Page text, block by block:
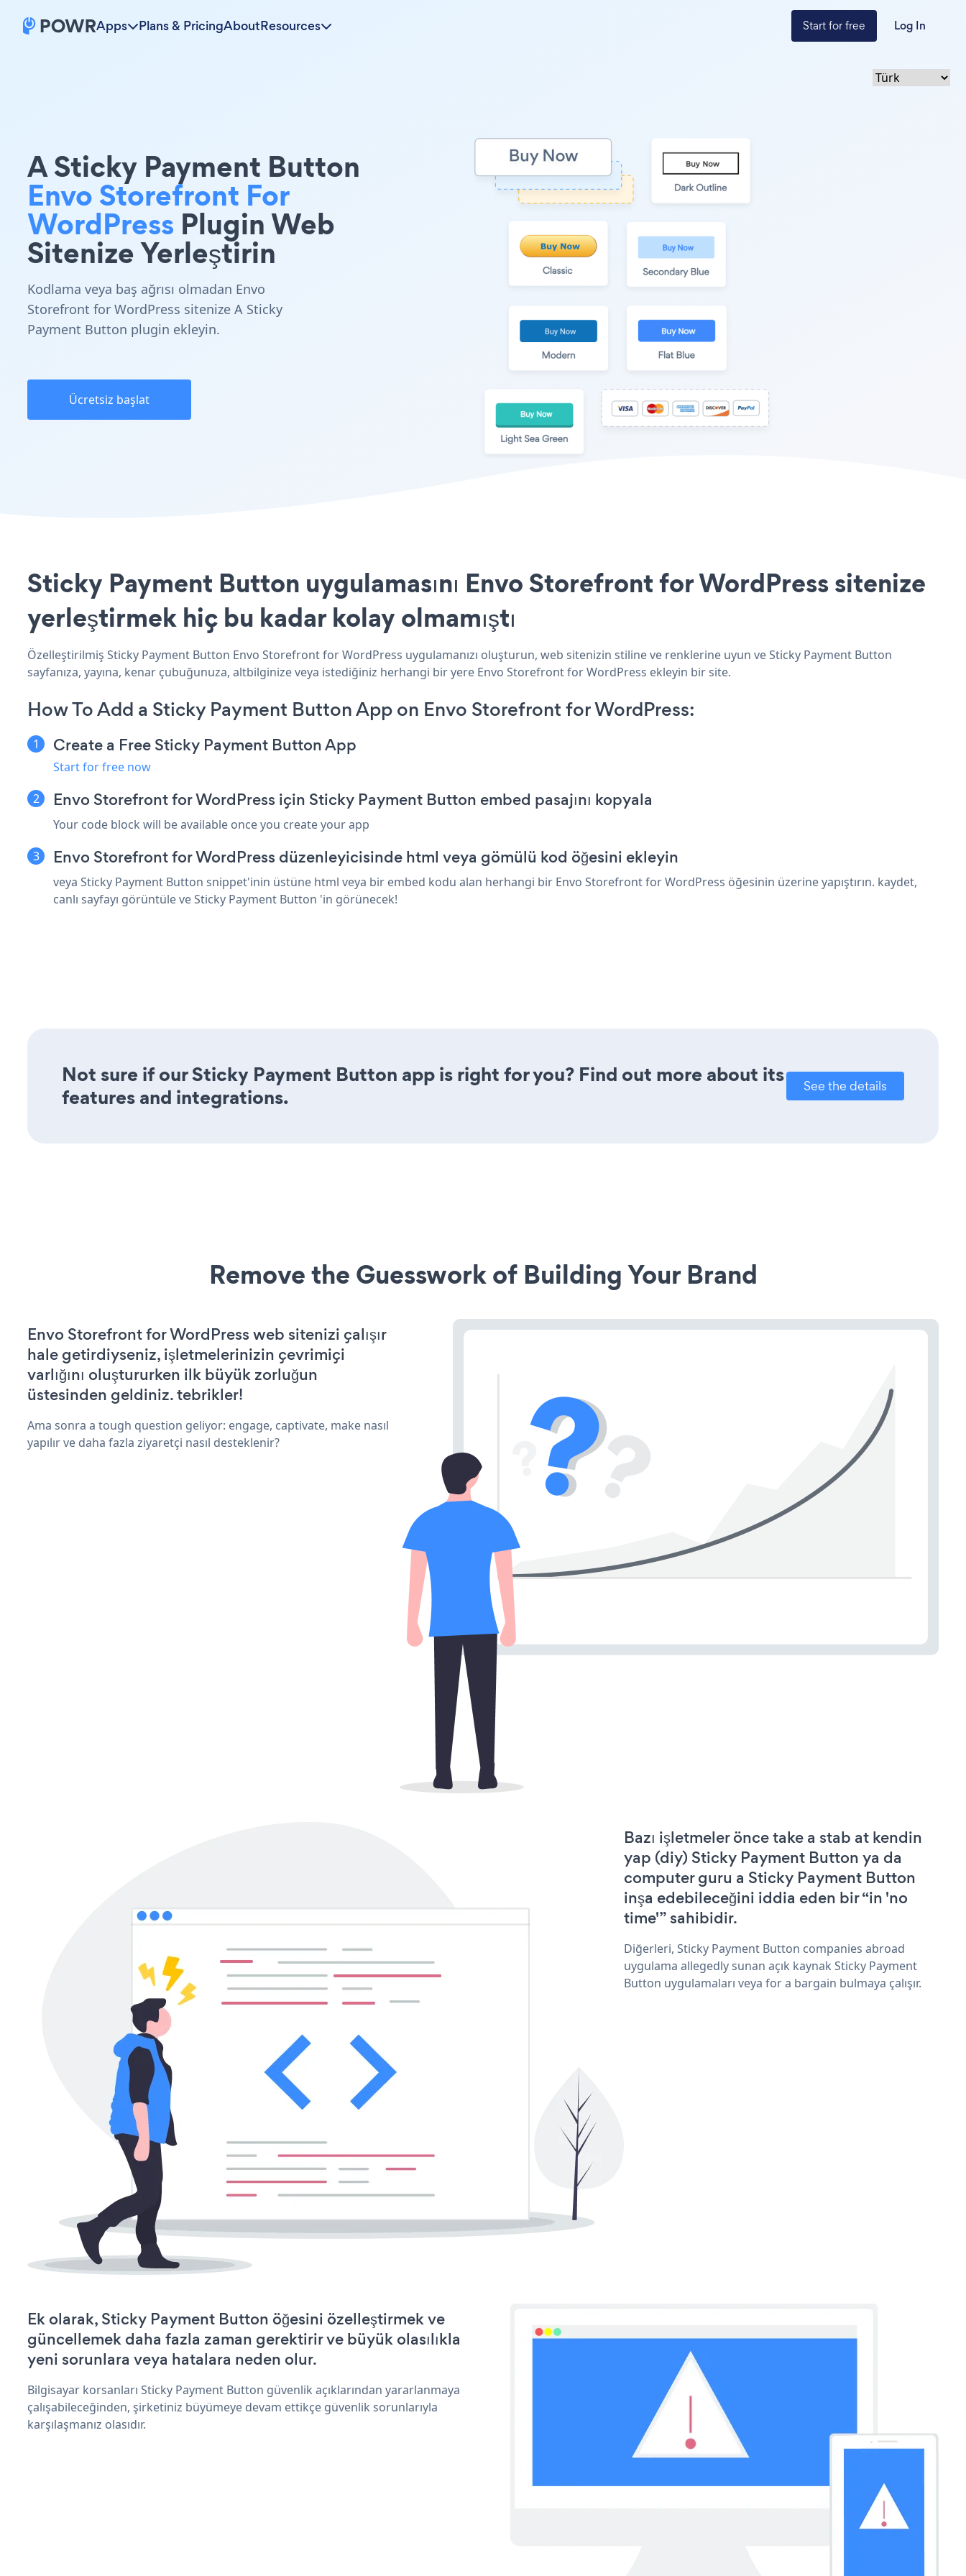
Apps Plans & PricingAboutResources Start for free Log In
A Sticky Payment Button
Envo Storefront For
WordPress Plugin Web
Sitenize Yerleştirin
Kodlama veya baş ağrısı olmadan Envo
Storefront for WordPress sitenize A Sticky
Payment Button plugin ekleyin.
Ücretsiz başlat
Sticky Payment Button uygulamasını Envo Storefront for WordPress sitenize
yerleştirmek hiç bu kadar kolay olmamıştı
Özelleştirilmiş Sticky Payment Button Envo Storefront for WordPress uygulamanızı oluşturun, web sitenizin stiline ve renklerine uyun ve Sticky Payment Button
sayfanıza, yayına, kenar çubuğunuza, altbilginize veya istediğiniz herhangi bir yere Envo Storefront for WordPress ekleyin bir site.
How To Add a Sticky Payment Button App on Envo Storefront for WordPress:
Create a Free Sticky Payment Button App
Start for free now
Envo Storefront for WordPress için Sticky Payment Button embed pasajını kopyala
Your code block will be available once you create your app
Envo Storefront for WordPress düzenleyicisinde html veya gömülü kod öğesini ekleyin
veya Sticky Payment Button snippet'inin üstüne html veya bir embed kodu alan herhangi bir Envo Storefront for WordPress öğesinin üzerine yapıştırın. kaydet,
canlı sayfayı görüntüle ve Sticky Payment Button 'in görünecek!
Not sure if our Sticky Payment Button app is right for you? Find out more about its
features and integrations.
See the details
Remove the Guesswork of Building Your Brand
Envo Storefront for WordPress web sitenizi çalışır
hale getirdiyseniz, işletmelerinizin çevrimiçi
varlığını oluştururken ilk büyük zorluğun
üstesinden geldiniz. tebrikler!
Ama sonra a tough question geliyor: engage, captivate, make nasıl
yapılır ve daha fazla ziyaretçi nasıl desteklenir?
Bazı işletmeler önce take a stab at kendin
yap (diy) Sticky Payment Button ya da
computer guru a Sticky Payment Button
inşa edebileceğini iddia eden bir “in 'no
time'” sahibidir.
Diğerleri, Sticky Payment Button companies abroad
uygulama allegedly sunan açık kaynak Sticky Payment
Button uygulamaları veya for a bargain bulmaya çalışır.
Ek olarak, Sticky Payment Button öğesini özelleştirmek ve
güncellemek daha fazla zaman gerektirir ve büyük olasılıkla
yeni sorunlara veya hatalara neden olur.
Bilgisayar korsanları Sticky Payment Button güvenlik açıklarından yararlanmaya
çalışabileceğinden, şirketiniz büyümeye devam ettikçe güvenlik sorunlarıyla
karşılaşmanız olasıdır.